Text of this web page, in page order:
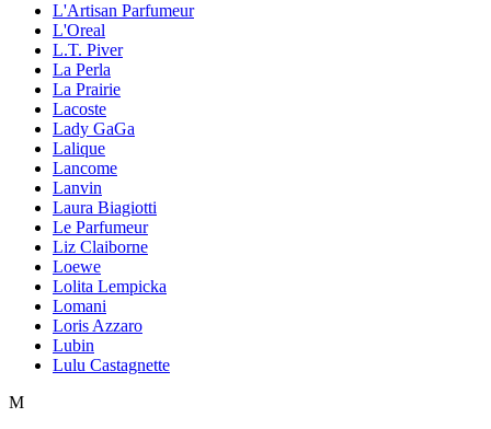
L'Artisan Parfumeur
L'Oreal
L.T. Piver
La Perla
La Prairie
Lacoste
Lady GaGa
Lalique
Lancome
Lanvin
Laura Biagiotti
Le Parfumeur
Liz Claiborne
Loewe
Lolita Lempicka
Lomani
Loris Azzaro
Lubin
Lulu Castagnette
M